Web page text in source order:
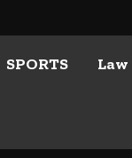
SPORTS Law